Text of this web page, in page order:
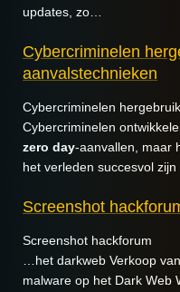
updates, zo…
Cybercriminelen
aanvalstechnieken
Cybercriminelen
Cybercriminelen
zero day-aanvallen, maar
het verleden succesvol
Screenshot
Screenshot hackforum
…het darkweb Verkoop
malware op het Dark Web